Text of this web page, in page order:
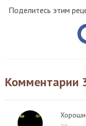
Поделитесь этим
Комментарии